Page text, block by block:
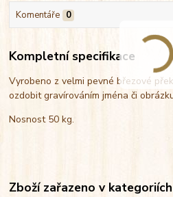
Komentáře 0
Kompletní specifikace
Vyrobeno z velmi pevné březové
ozdobit gravírováním jména či
Nosnost 50 kg.
Zboží zařazeno v kategoriích